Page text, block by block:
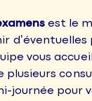
est le
d’éventuelles
vous
journée pour